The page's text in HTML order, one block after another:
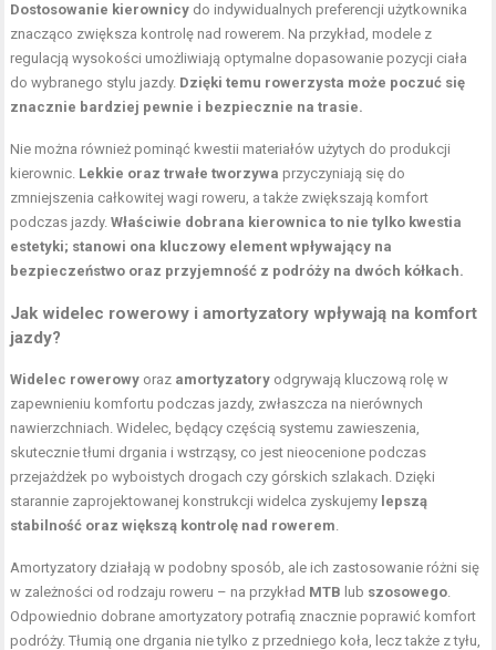
Dostosowanie kierownicy do indywidualnych preferencji użytkownika
znacząco zwiększa kontrolę nad rowerem. Na przykład, modele z
regulacją wysokości umożliwiają optymalne dopasowanie pozycji ciała
do wybranego stylu jazdy. Dzięki temu rowerzysta może poczuć się
znacznie bardziej pewnie i bezpiecznie na trasie.
Nie można również pominąć kwestii materiałów użytych do produkcji
kierownic. Lekkie oraz trwałe tworzywa przyczyniają się do
zmniejszenia całkowitej wagi roweru, a także zwiększają komfort
podczas jazdy.Właściwie dobrana kierownica to nie tylko kwestia
estetyki; stanowi ona kluczowy element wpływający na
bezpieczeństwo oraz przyjemność z podróży na dwóch kółkach.
Jak widelec rowerowy i amortyzatory wpływają na komfort
jazdy?
Widelec rowerowy oraz amortyzatory odgrywają kluczową rolę w
zapewnieniu komfortu podczas jazdy, zwłaszcza na nierównych
nawierzchniach. Widelec, będący częścią systemu zawieszenia,
skutecznie tłumi drgania i wstrząsy, co jest nieocenione podczas
przejażdżek po wyboistych drogach czy górskich szlakach. Dzięki
starannie zaprojektowanej konstrukcji widelca zyskujemy lepszą
stabilność oraz większą kontrolę nad rowerem.
Amortyzatory działają w podobny sposób, ale ich zastosowanie różni się
w zależności od rodzaju roweru – na przykład MTB lub szosowego.
Odpowiednio dobrane amortyzatory potrafią znacznie poprawić komfort
podróży. Tłumią one drgania nie tylko z przedniego koła, lecz także z tyłu,